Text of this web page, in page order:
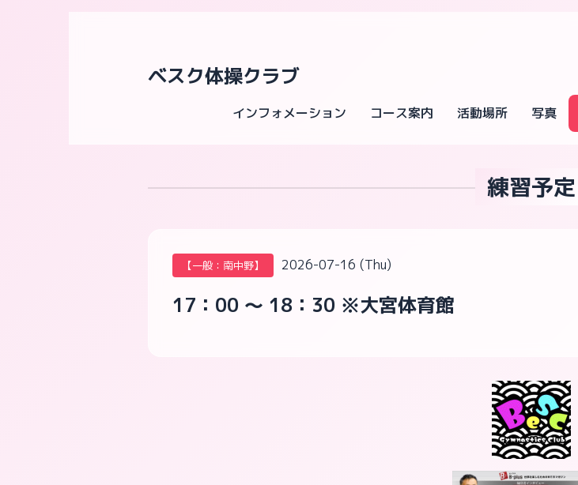
ベスク体操クラブ
インフォメーション コース案内 活動場所 写真
練習予定
【一般：南中野】 2026-07-16 (Thu)
17：00 ～ 18：30 ※大宮体育館